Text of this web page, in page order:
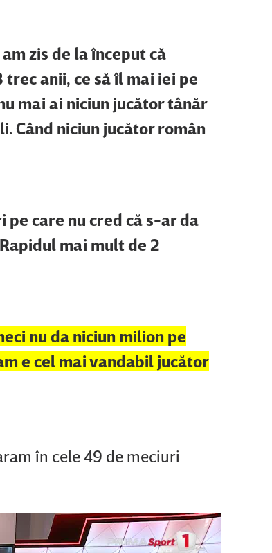
zis de la început că
anii, ce să îl mai iei pe
mai ai niciun jucător tânăr
Când niciun jucător român
pe care nu cred că s-ar da
mai mult de 2
nu da niciun milion pe
e cel mai vandabil jucător
în cele 49 de meciuri